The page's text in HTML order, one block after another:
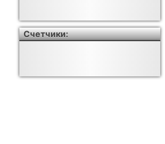
Счетчики: